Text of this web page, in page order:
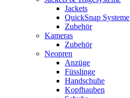
Jackets
QuickSnap Systeme
Zubehör
Kameras
Zubehör
Neopren
Anzüge
Füsslinge
Handschuhe
Kopfhauben